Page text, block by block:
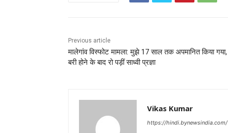
Previous article
मालेगांव विस्फोट मामला: मुझे 17 साल तक अपमानित किया गया,
बरी होने के बाद रो पड़ीं साध्वी प्रज्ञा
Vikas Kumar
https://hindi.bynewsindia.com/